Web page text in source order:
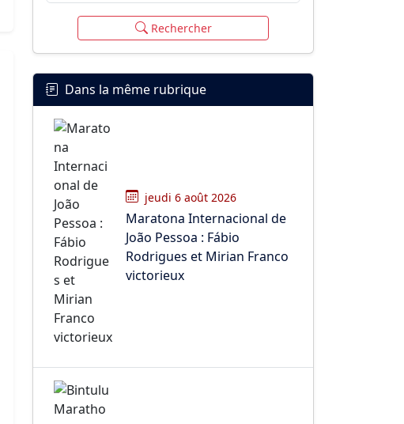
Rechercher
Dans la même rubrique
jeudi 6 août 2026
Maratona Internacional de
João Pessoa : Fábio
Rodrigues et Mirian Franco
victorieux